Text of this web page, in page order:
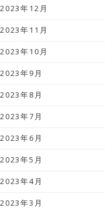
2023年12月
2023年11月
2023年10月
2023年9月
2023年8月
2023年7月
2023年6月
2023年5月
2023年4月
2023年3月